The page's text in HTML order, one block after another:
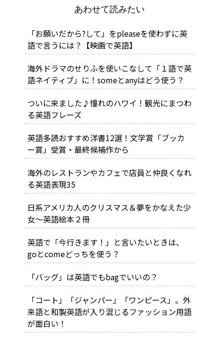
あわせて読みたい
「お願いだから?して」をpleaseを使わずに英
語で言うには？【映画で英語】
海外ドラマのせりふを使いこなして「１語で英
語ネイティブ」に！someとanyはどう使う？
ついに来ました♪憧れのハワイ！観光にまつわ
る英語フレーズ
英語多読おすすめ洋書12選！文学賞「ブッカ
ー賞」受賞・最終候補作から
海外のレストランやカフェで店員と仲良くなれ
る英語表現35
日系アメリカ人のクリスマス＆夢をかなえた少
女～英語絵本２冊
英語で「今行きます！」と言いたいときは、
goとcomeどっちを使う？
「バッグ」は英語でもbagでいいの？
「コート」「ジャンパー」「ワンピース」。外
来語と和製英語が入り混じるファッション用語
が面白い！